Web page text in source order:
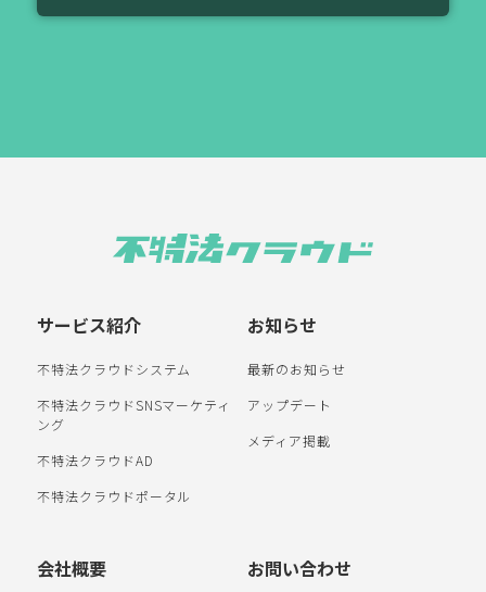
サービス紹介
不特法クラウドシステム
不特法クラウドSNSマーケティ
ング
不特法クラウドAD
不特法クラウドポータル
お知らせ
最新のお知らせ
アップデート
メディア掲載
会社概要 お問い合わせ